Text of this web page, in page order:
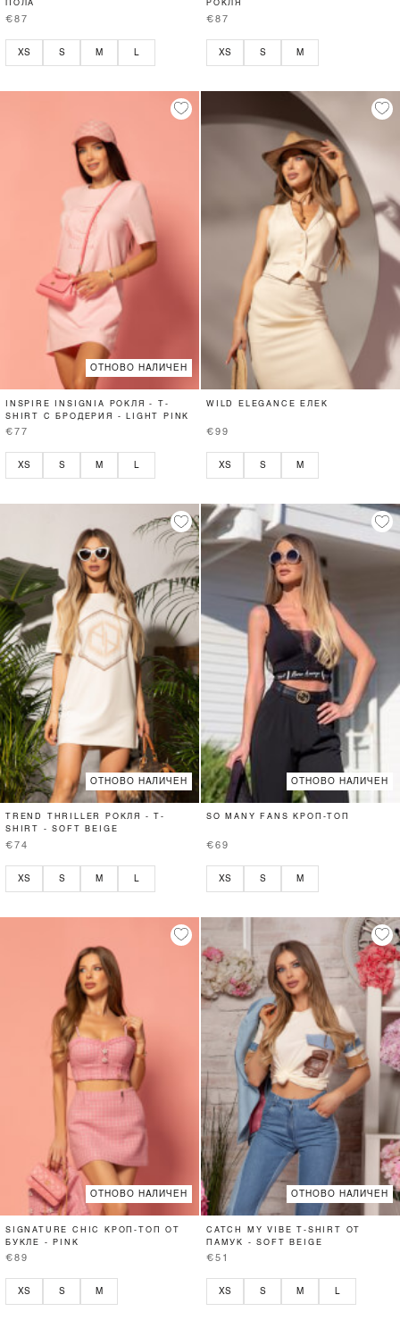
ПОЛА
€87
XS S M
РОКЛЯ
€87
XS S M
ОТНОВО НАЛИЧЕН
INSPIRE INSIGNIA РОКЛЯ - T-
SHIRT С БРОДЕРИЯ - LIGHT PINK
€77
XS S M L
WILD ELEGANCE ЕЛЕК
€99
XS S M
ОТНОВО НАЛИЧЕН
TREND THRILLER РОКЛЯ - T-
SHIRT - SOFT BEIGE
€74
XS S M
ОТНОВО НАЛИЧЕН
SO MANY FANS КРОП-ТОП
€69
XS S M
ОТНОВО НАЛИЧЕН
SIGNATURE CHIC КРОП-ТОП ОТ
БУКЛЕ - PINK
€89
XS S M
ОТНОВО НАЛИЧЕН
CATCH MY VIBE T-SHIRT ОТ
ПАМУК - SOFT BEIGE
€51
XS S M L